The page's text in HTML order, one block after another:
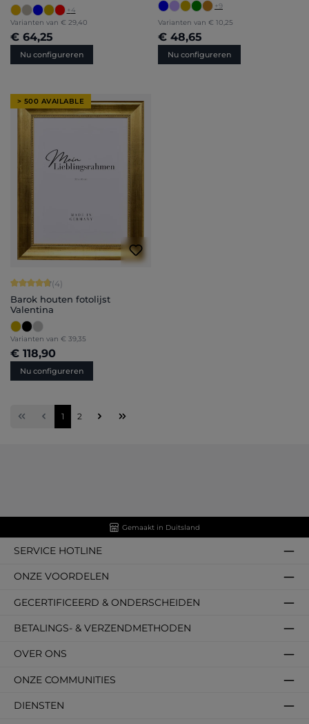
+4
Varianten van € 29,40
€ 64,25
Nu configureren
+9
Varianten van € 10,25
€ 48,65
Nu configureren
> 500 AVAILABLE
Gemiddelde waardering van 4.75 van 5 sterren
(4)
Barok houten fotolijst
Valentina
Varianten van € 39,35
€ 118,90
Nu configureren
Pagina
1 Pagina
2
Gemaakt in Duitsland
SERVICE HOTLINE
DIENSTEN
BETALINGS- & VERZENDMETHODEN
OVER ONS
GECERTIFICEERD & ONDERSCHEIDEN
ONZE VOORDELEN
ONZE COMMUNITIES